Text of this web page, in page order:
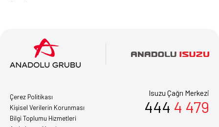
Isuzu Çağrı Merkezi
444 4 479
Çerez Politikası
Kişisel Verilerin Korunması
Bilgi Toplumu Hizmetleri